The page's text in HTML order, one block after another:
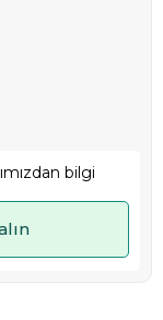
bilgi